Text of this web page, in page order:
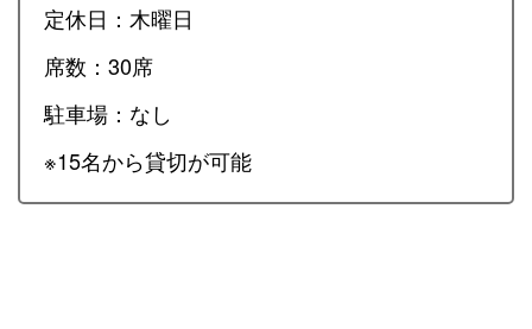
定休日：木曜日
席数：30席
駐車場：なし
※15名から貸切が可能